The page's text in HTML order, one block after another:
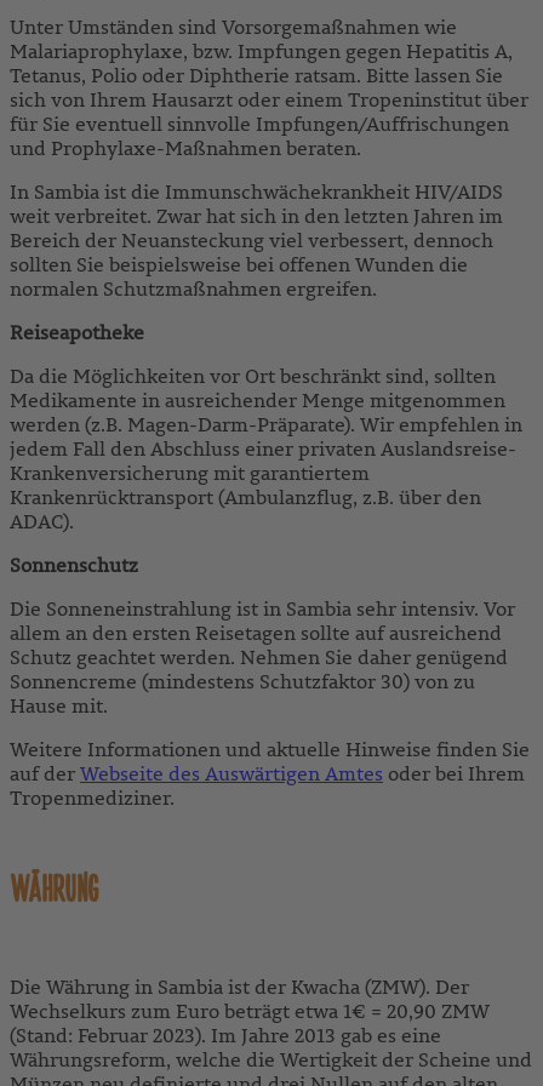
Unter Umständen sind Vorsorgemaßnahmen wie
Malariaprophylaxe, bzw. Impfungen gegen Hepatitis A,
Tetanus, Polio oder Diphtherie ratsam. Bitte lassen Sie
sich von Ihrem Hausarzt oder einem Tropeninstitut über
für Sie eventuell sinnvolle Impfungen/Auffrischungen
und Prophylaxe-Maßnahmen beraten.
In Sambia ist die Immunschwächekrankheit HIV/AIDS
weit verbreitet. Zwar hat sich in den letzten Jahren im
Bereich der Neuansteckung viel verbessert, dennoch
sollten Sie beispielsweise bei offenen Wunden die
normalen Schutzmaßnahmen ergreifen.
Reiseapotheke
Da die Möglichkeiten vor Ort beschränkt sind, sollten
Medikamente in ausreichender Menge mitgenommen
werden (z.B. Magen-Darm-Präparate). Wir empfehlen in
jedem Fall den Abschluss einer privaten Auslandsreise-
Krankenversicherung mit garantiertem
Krankenrücktransport (Ambulanzflug, z.B. über den
ADAC).
Sonnenschutz
Die Sonneneinstrahlung ist in Sambia sehr intensiv. Vor
allem an den ersten Reisetagen sollte auf ausreichend
Schutz geachtet werden. Nehmen Sie daher genügend
Sonnencreme (mindestens Schutzfaktor 30) von zu
Hause mit.
Weitere Informationen und aktuelle Hinweise finden Sie
auf derWebseite des Auswärtigen Amtes oder bei Ihrem
Tropenmediziner.
WÄHRUNG
Die Währung in Sambia ist der Kwacha (ZMW). Der
Wechselkurs zum Euro beträgt etwa 1€ = 20,90 ZMW
(Stand: Februar 2023). Im Jahre 2013 gab es eine
Währungsreform, welche die Wertigkeit der Scheine und